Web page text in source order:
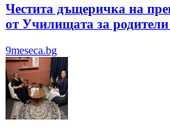
Честита дъщеричка на
от Училищата за
9meseca.bg